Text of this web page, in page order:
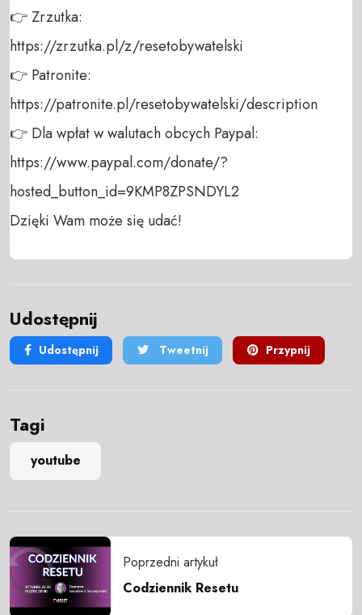
👉 Zrzutka:
https://zrzutka.pl/z/resetobywatelski
👉 Patronite:
https://patronite.pl/resetobywatelski/description
👉 Dla wpłat w walutach obcych Paypal:
https://www.paypal.com/donate/?
hosted_button_id=9KMP8ZPSNDYL2
Dzięki Wam może się udać!
Udostępnij
Udostępnij Tweetnij Przypnij
Tagi
youtube
Poprzedni artykuł
Codziennik Resetu